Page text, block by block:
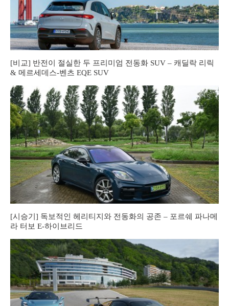
[비교] 반전이 절실한 두 프리미엄 전동화 SUV – 캐딜락 리릭
& 메르세데스-벤츠 EQE SUV
[시승기] 독보적인 헤리티지와 전동화의 공존 – 포르쉐 파나메
라 터보 E-하이브리드